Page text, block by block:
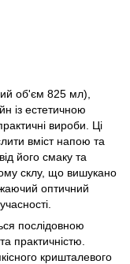
об'єм 825 мл),
із естетичною
вироби. Ці
вміст напою та
його смаку та
склу, що вишукано
оптичний
послідовною
практичністю.
кришталевого